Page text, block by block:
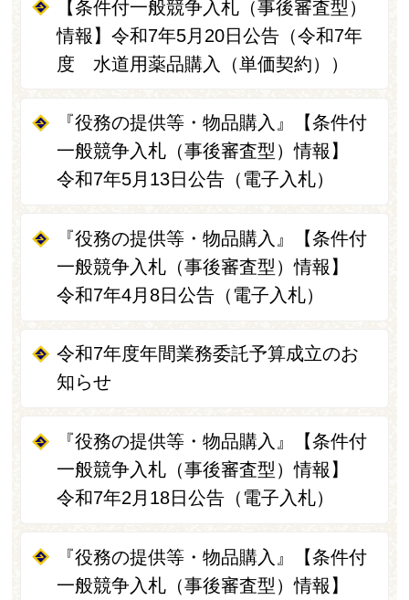
【条件付一般競争入札（事後審査型）
情報】令和7年5月20日公告（令和7年
度 水道用薬品購入（単価契約））
『役務の提供等・物品購入』【条件付
一般競争入札（事後審査型）情報】
令和7年5月13日公告（電子入札）
『役務の提供等・物品購入』【条件付
一般競争入札（事後審査型）情報】
令和7年4月8日公告（電子入札）
令和7年度年間業務委託予算成立のお
知らせ
『役務の提供等・物品購入』【条件付
一般競争入札（事後審査型）情報】
令和7年2月18日公告（電子入札）
『役務の提供等・物品購入』【条件付
一般競争入札（事後審査型）情報】